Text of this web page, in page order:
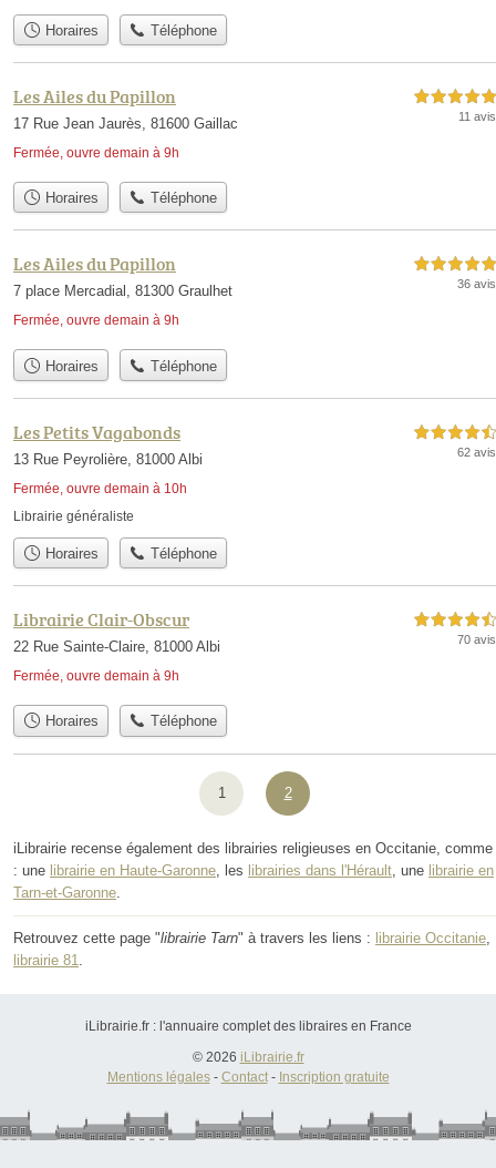
Horaires Téléphone
Les Ailes du Papillon
17 Rue Jean Jaurès, 81600 Gaillac
Fermée, ouvre demain à 9h
5,0 étoiles sur 5
11 avis
Horaires Téléphone
Les Ailes du Papillon
7 place Mercadial, 81300 Graulhet
Fermée, ouvre demain à 9h
5,0 étoiles sur 5
36 avis
Horaires Téléphone
Les Petits Vagabonds
13 Rue Peyrolière, 81000 Albi
Fermée, ouvre demain à 10h
4,5 étoiles sur 5
62 avis
Librairie généraliste
Horaires Téléphone
Librairie Clair-Obscur
22 Rue Sainte-Claire, 81000 Albi
Fermée, ouvre demain à 9h
4,5 étoiles sur 5
70 avis
Horaires Téléphone
1 2
iLibrairie recense également des librairies religieuses en Occitanie, comme
: une librairie en Haute-Garonne , les librairies dans l'Hérault , une librairie en
Tarn-et-Garonne
Retrouvez cette page "librairie Tarn" à travers les liens : librairie Occitanie
librairie 81
iLibrairie.fr : l'annuaire complet des libraires en France
© 2026 iLibrairie.fr
Mentions légales- Contact- Inscription gratuite